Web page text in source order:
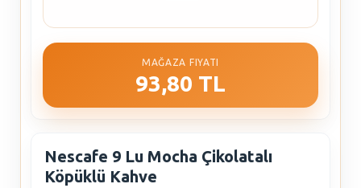
MAĞAZA FIYATI
93,80 TL
Nescafe 9 Lu Mocha Çikolatalı
Köpüklü Kahve